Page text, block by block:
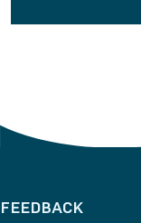
FEEDBACK